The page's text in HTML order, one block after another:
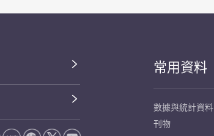
常用資料
數據與統計資料
刊物